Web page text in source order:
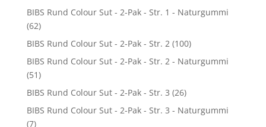
BIBS Rund Colour Sut - 2-Pak - Str. 1 - Naturgummi
(62)
BIBS Rund Colour Sut - 2-Pak - Str. 2 (100)
BIBS Rund Colour Sut - 2-Pak - Str. 2 - Naturgummi
(51)
BIBS Rund Colour Sut - 2-Pak - Str. 3 (26)
BIBS Rund Colour Sut - 2-Pak - Str. 3 - Naturgummi
(7)